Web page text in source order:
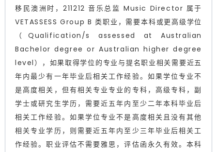
移民澳洲时，211212 音乐总监 Music Director 属于
VETASSESS Group B 类职业，需要本科或更高级学位
（Qualification/s assessed at Australian
Bachelor degree or Australian higher degree
level），如果取得学位的专业与提名职业相关需要近五
年内最少有一年毕业后相关工作经验。如果学位专业不
是高度相关，但有相关专业专业的专科，高级专科，副
学士或研究生学历，需要近五年内至少二年本科毕业后
相关工作经验。如果学位专业不是高度相关且没有其他
相关专业学历，则需要近五年内至少三年毕业后相关工
作经验。职业评估不需要雅思，评估函永久有效。本科